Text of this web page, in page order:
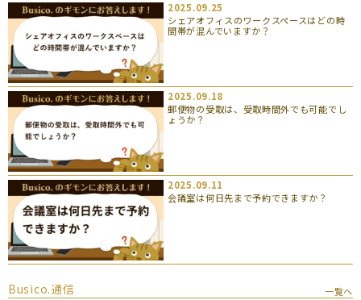
2025.09.25
シェアオフィスのワークスペースはどの時
間帯が混んでいますか？
2025.09.18
郵便物の受取は、受取時間外でも可能でし
ょうか？
2025.09.11
会議室は何日先まで予約できますか？
Busico.通信
一覧へ